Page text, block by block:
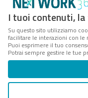
I tuoi contenuti,
Su questo sito utilizziamo
facilitare le interazioni con le
Puoi esprimere il tuo
Potrai sempre gestire le tue